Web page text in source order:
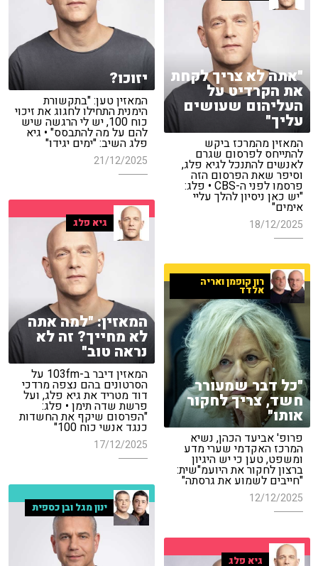
יזוכו?
המאזין טען: "בתקשורת
הימנית התחילו לחגוג את זיכוי
כוח 100, יש לי הרגשה שיש
להם על מה להתבסס" • גיא
פלג השיב: "ימים יגידו"
21/12/2025
"אתה לא צריך לקחת
את הקרדיט על
העליהום שעושים
עליך"
המאזין מהמרכז ביקש
להתייחס לפרסום שגרם
לאנשים להתנכל לגיא פלג,
וסיפר שאת הפרסום הזה
פרסמו לפני ה-CBS • פלג:
"יש כאן ניסיון להלך עליי
אימים"
18/12/2025 גיא פלג
המאזין: "למה אתה
לא מחייך? זה לא
נראה טוב"
המאזין דיבר ב-103fm על
הסרטונים בהם נצפה מרדכי
דוד מטריד את גיא פלג, ועל
פרשת שדה תימן • פלג:
"הפרסום שיקף את החשדות
כנגד אנשי כוח 100"
17/12/2025
רון קופמן ואריה
אלדד
"כל דבר שמעורר
חשד, צריך לחקור
אותו"
פרופ' אביעד הכהן, נשיא
המרכז האקדמי שערי מדע
ומשפט, טען כי יש היגיון
ברצון לחקור את היועמ"שית:
"חייבים לשמוע את גרסתה"
12/12/2025
ינון מגל ובן כספית
גיא פלג